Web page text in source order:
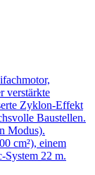
verstärkte
Zyklon-Effekt
Baustellen.
Modus).
cm²), einem
System 22 m.